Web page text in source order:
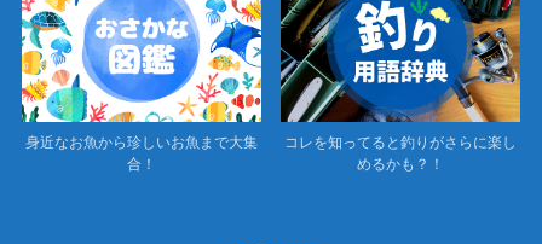
身近なお魚から珍しいお魚まで大集
合！
コレを知ってると釣りがさらに楽し
めるかも？！